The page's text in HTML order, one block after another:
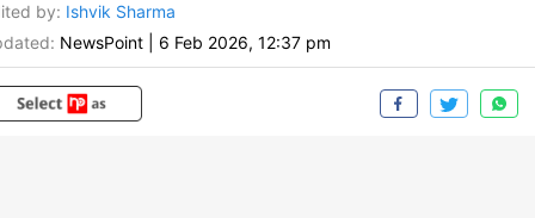
by: Ishvik Sharma
NewsPoint 6 Feb 2026, 12:37 pm